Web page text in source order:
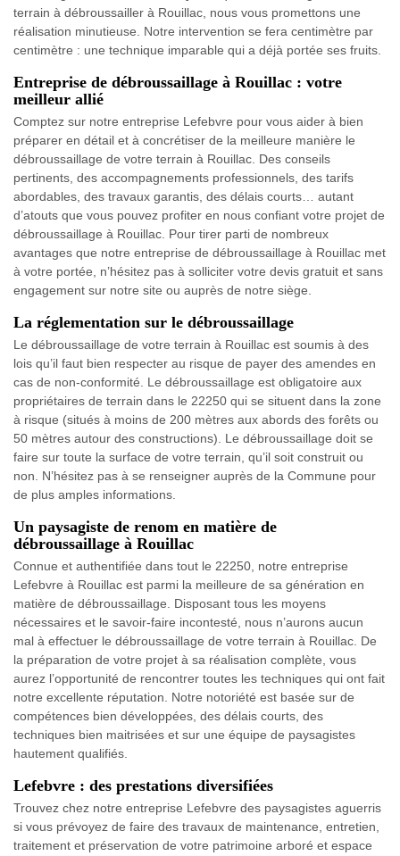
terrain à débroussailler à Rouillac, nous vous promettons une
réalisation minutieuse. Notre intervention se fera centimètre par
centimètre : une technique imparable qui a déjà portée ses fruits.
Entreprise de débroussaillage à Rouillac : votre
meilleur allié
Comptez sur notre entreprise Lefebvre pour vous aider à bien
préparer en détail et à concrétiser de la meilleure manière le
débroussaillage de votre terrain à Rouillac. Des conseils
pertinents, des accompagnements professionnels, des tarifs
abordables, des travaux garantis, des délais courts… autant
d’atouts que vous pouvez profiter en nous confiant votre projet de
débroussaillage à Rouillac. Pour tirer parti de nombreux
avantages que notre entreprise de débroussaillage à Rouillac met
à votre portée, n’hésitez pas à solliciter votre devis gratuit et sans
engagement sur notre site ou auprès de notre siège.
La réglementation sur le débroussaillage
Le débroussaillage de votre terrain à Rouillac est soumis à des
lois qu’il faut bien respecter au risque de payer des amendes en
cas de non-conformité. Le débroussaillage est obligatoire aux
propriétaires de terrain dans le 22250 qui se situent dans la zone
à risque (situés à moins de 200 mètres aux abords des forêts ou
50 mètres autour des constructions). Le débroussaillage doit se
faire sur toute la surface de votre terrain, qu’il soit construit ou
non. N’hésitez pas à se renseigner auprès de la Commune pour
de plus amples informations.
Un paysagiste de renom en matière de
débroussaillage à Rouillac
Connue et authentifiée dans tout le 22250, notre entreprise
Lefebvre à Rouillac est parmi la meilleure de sa génération en
matière de débroussaillage. Disposant tous les moyens
nécessaires et le savoir-faire incontesté, nous n’aurons aucun
mal à effectuer le débroussaillage de votre terrain à Rouillac. De
la préparation de votre projet à sa réalisation complète, vous
aurez l’opportunité de rencontrer toutes les techniques qui ont fait
notre excellente réputation. Notre notoriété est basée sur de
compétences bien développées, des délais courts, des
techniques bien maitrisées et sur une équipe de paysagistes
hautement qualifiés.
Lefebvre : des prestations diversifiées
Trouvez chez notre entreprise Lefebvre des paysagistes aguerris
si vous prévoyez de faire des travaux de maintenance, entretien,
traitement et préservation de votre patrimoine arboré et espace